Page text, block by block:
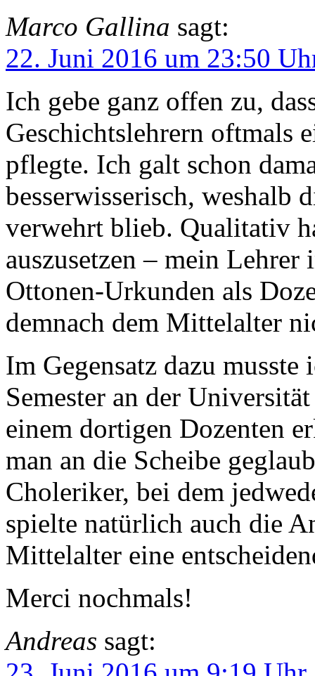
Marco Gallina sagt:
22. Juni 2016 um 23:50
Ich gebe ganz offen zu,
Geschichtslehrern oftmals
pflegte. Ich galt schon
besserwisserisch, weshalb
verwehrt blieb. Qualitativ
auszusetzen – mein
Ottonen-Urkunden als
demnach dem Mittelalter
Im Gegensatz dazu
Semester an der
einem dortigen Dozenten
man an die Scheibe
Choleriker, bei dem
spielte natürlich auch die
Mittelalter eine
Merci nochmals!
Andreas sagt: